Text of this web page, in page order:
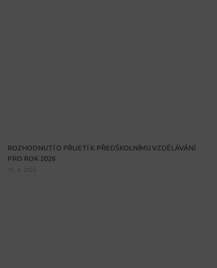
ROZHODNUTÍ O PŘIJETÍ K PŘEDŠKOLNÍMU VZDĚLÁVÁNÍ
PRO ROK 2026
10. 4. 2026